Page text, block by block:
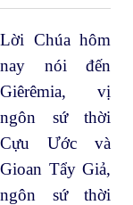
Lời Chúa hôm
nay nói đến
Giêrêmia, vị
ngôn sứ thời
Cựu Ước và
Gioan Tẩy Giả,
ngôn sứ thời